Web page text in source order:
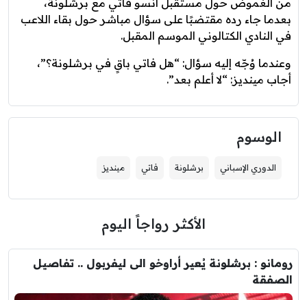
بعدما جاء رده مقتضبًا على سؤال مباشر حول بقاء اللاعب
في النادي الكتالوني الموسم المقبل.
وعندما وُجّه إليه سؤال: “هل فاتي باقٍ في برشلونة؟”،
أجاب مينديز: “لا أعلم بعد”.
الوسوم
الدوري الإسباني برشلونة فاتي مينديز
الأكثر رواجاً اليوم
رومانو : برشلونة يُعير أراوخو الى ليفربول .. تفاصيل
الصفقة